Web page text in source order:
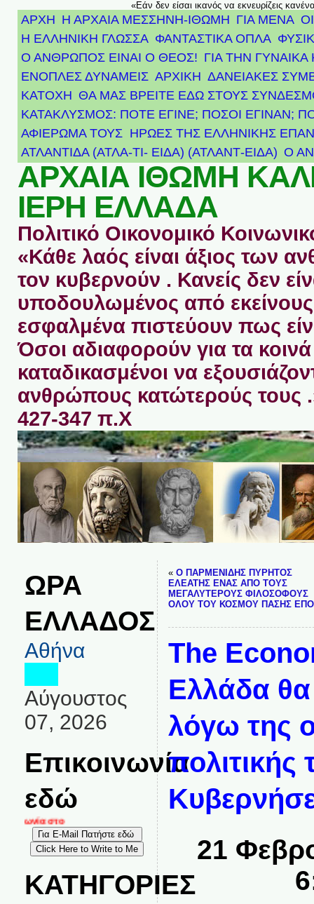
«Εάν δεν είσαι ικανός να εκνευρίζεις
ΑΡΧΗ Η ΑΡΧΑΙΑ ΜΕΣΣΗΝΗ-ΙΘΩΜΗ ΓΙΑ ΜΕΝΑ
Η ΕΛΛΗΝΙΚΗ ΓΛΩΣΣΑ ΦΑΝΤΑΣΤΙΚΑ ΟΠΛΑ
Ο ΑΝΘΡΩΠΟΣ ΕΙΝΑΙ Ο ΘΕΟΣ! ΓΙΑ ΤΗΝ ΓΥΝΑΙΚΑ
ΕΝΟΠΛΕΣ ΔΥΝΑΜΕΙΣ ΑΡΧΙΚΉ ΔΑΝΕΙΑΚΕΣ
ΚΑΤΟΧΗ ΘΑ ΜΑΣ ΒΡΕΙΤΕ ΕΔΩ ΣΤΟΥΣ
ΚΑΤΑΚΛΥΣΜΟΣ: ΠΟΤΕ ΕΓΙΝΕ; ΠΟΣΟΙ ΕΓΙΝΑΝ;
ΑΦΙΈΡΩΜΑ ΤΟΥΣ ΉΡΩΕΣ ΤΗΣ ΕΛΛΗΝΙΚΉΣ
ΑΤΛΑΝΤΊΔΑ (ΑΤΛΑ-ΤΙ- ΕΙΔΑ) (ΑΤΛΑΝΤ-ΕΙΔΑ) Ο
ΑΡΧΑΙΑ ΙΘΩΜΗ
ΙΕΡΗ ΕΛΛΑΔΑ
Πολιτικό Οικονομικό
«Κάθε λαός είναι άξιος των
τον κυβερνούν . Κανείς δεν
υποδουλωμένος από
εσφαλμένα πιστεύουν πως
Όσοι αδιαφορούν για τα κοινά
καταδικασμένοι να
ανθρώπους κατώτερούς τους
427-347 π.Χ
ΩΡΑ
ΕΛΛΑΔΟΣ
Αθήνα
Αύγουστος
07, 2026
Επικοινωνία
εδώ
στο
ΚΑΤΗΓΟΡΙΕΣ
« Ο ΠΑΡΜΕΝΙΔΗΣ ΠΥΡΗΤΟΣ
ΕΛΕΑΤΗΣ ΕΝΑΣ ΑΠΟ ΤΟΥΣ
ΜΕΓΑΛΥΤΕΡΟΥΣ ΦΙΛΟΣΟΦΟΥΣ
ΟΛΟΥ ΤΟΥ ΚΟΣΜΟΥ ΠΑΣΗΣ
The
Ελλάδα θα
λόγω της
πολιτικής
21